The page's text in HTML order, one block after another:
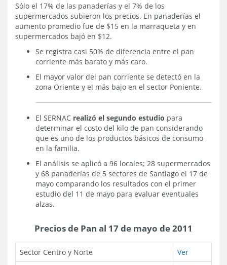
Sólo el 17% de las panaderías y el 7% de los
supermercados subieron los precios. En panaderías el
aumento promedio fue de $15 en la marraqueta y en
supermercados bajó en $12.
Se registra casi 50% de diferencia entre el pan
corriente más barato y más caro.
El mayor valor del pan corriente se detectó en la
zona Oriente y el más bajo en el sector Poniente.
El SERNAC realizó el segundo estudio para
determinar el costo del kilo de pan considerando
que es uno de los productos básicos de consumo
en la familia.
El análisis se aplicó a 96 locales; 28 supermercados
y 68 panaderías de 5 sectores de Santiago el 17 de
mayo comparando los resultados con el primer
estudio del 11 de mayo para evaluar eventuales
alzas.
Precios de Pan al 17 de mayo de 2011
Sector Centro y Norte
Ver